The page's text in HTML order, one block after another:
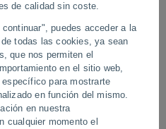
de calidad sin coste.
puedes acceder a la
todas las cookies, ya sean
que nos permiten el
en el sitio web,
para mostrarte
en función del mismo.
en nuestra
cualquier momento el
petroleros
Negro
miles de toneladas de
dañados durante un gran